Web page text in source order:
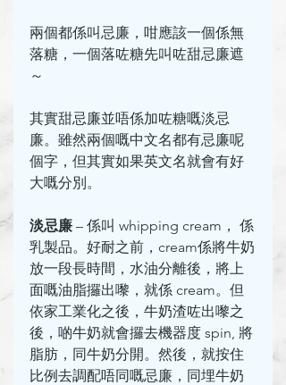
兩個都係叫忌廉，咁應該一個係無
落糖，一個落咗糖先叫咗甜忌廉遮
～
其實甜忌廉並唔係加咗糖嘅淡忌
廉。雖然兩個嘅中文名都有忌廉呢
個字，但其實如果英文名就會有好
大嘅分別。
淡忌廉 – 係叫 whipping cream， 係
乳製品。好耐之前，cream係將牛奶
放一段長時間，水油分離後，將上
面嘅油脂攞出嚟，就係 cream。但
依家工業化之後，牛奶渣咗出嚟之
後，啲牛奶就會攞去機器度 spin, 將
脂肪，同牛奶分開。然後，就按住
比例去調配唔同嘅忌廉，同埋牛奶